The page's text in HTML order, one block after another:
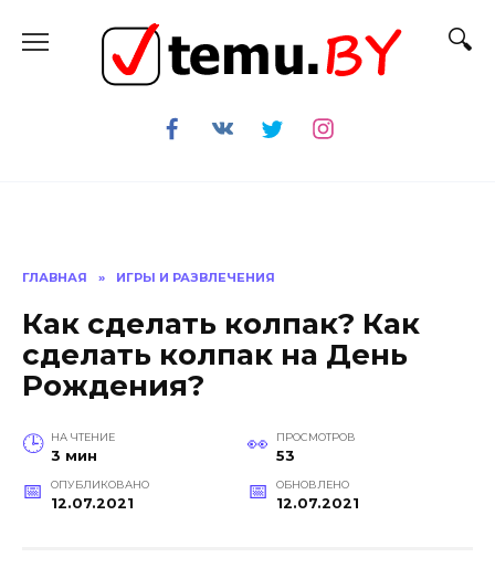
содержанию
ГЛАВНАЯ » ИГРЫ И РАЗВЛЕЧЕНИЯ
Как сделать колпак? Как
сделать колпак на День
Рождения?
НА ЧТЕНИЕ
3 мин
ПРОСМОТРОВ
53
ОПУБЛИКОВАНО
12.07.2021
ОБНОВЛЕНО
12.07.2021